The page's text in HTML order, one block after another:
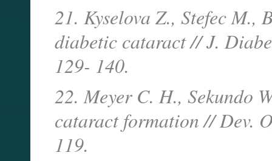
21. Kyselova Z., Stefec
diabetic cataract // J.
129- 140.
22. Meyer C. H., Sekundo
cataract formation // Dev.
119.